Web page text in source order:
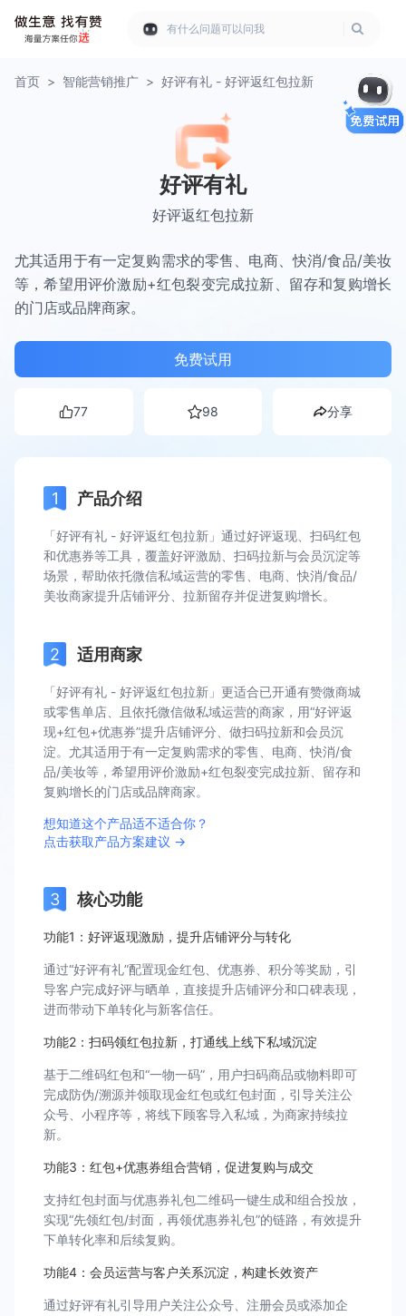
有什么问题可以问我
首页 > 智能营销推广 > 好评有礼 - 好评返红包拉新
好评有礼
好评返红包拉新
尤其适用于有一定复购需求的零售、电商、快消/食品/美妆
等，希望用评价激励+红包裂变完成拉新、留存和复购增长
的门店或品牌商家。
免费试用
77 98 分享
产品介绍
「好评有礼 - 好评返红包拉新」通过好评返现、扫码红包
和优惠券等工具，覆盖好评激励、扫码拉新与会员沉淀等
场景，帮助依托微信私域运营的零售、电商、快消/食品/
美妆商家提升店铺评分、拉新留存并促进复购增长。
适用商家
「好评有礼 - 好评返红包拉新」更适合已开通有赞微商城
或零售单店、且依托微信做私域运营的商家，用“好评返
现+红包+优惠券”提升店铺评分、做扫码拉新和会员沉
淀。尤其适用于有一定复购需求的零售、电商、快消/食
品/美妆等，希望用评价激励+红包裂变完成拉新、留存和
复购增长的门店或品牌商家。
想知道这个产品适不适合你？
点击获取产品方案建议 →
核心功能
功能1：好评返现激励，提升店铺评分与转化
通过“好评有礼”配置现金红包、优惠券、积分等奖励，引
导客户完成好评与晒单，直接提升店铺评分和口碑表现，
进而带动下单转化与新客信任。
功能2：扫码领红包拉新，打通线上线下私域沉淀
基于二维码红包和“一物一码”，用户扫码商品或物料即可
完成防伪/溯源并领取现金红包或红包封面，引导关注公
众号、小程序等，将线下顾客导入私域，为商家持续拉
新。
功能3：红包+优惠券组合营销，促进复购与成交
支持红包封面与优惠券礼包二维码一键生成和组合投放，
实现“先领红包/封面，再领优惠券礼包”的链路，有效提升
下单转化率和后续复购。
功能4：会员运营与客户关系沉淀，构建长效资产
通过好评有礼引导用户关注公众号、注册会员或添加企